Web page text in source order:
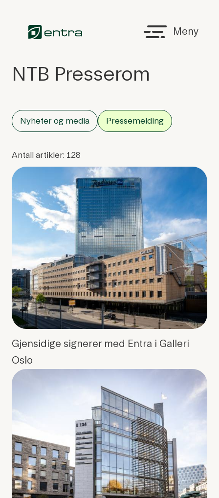
Meny
Tilbake til forsiden
NTB Presserom
Nyheter og media Pressemelding
Antall artikler: 128
Gjensidige signerer med Entra i Galleri
Oslo